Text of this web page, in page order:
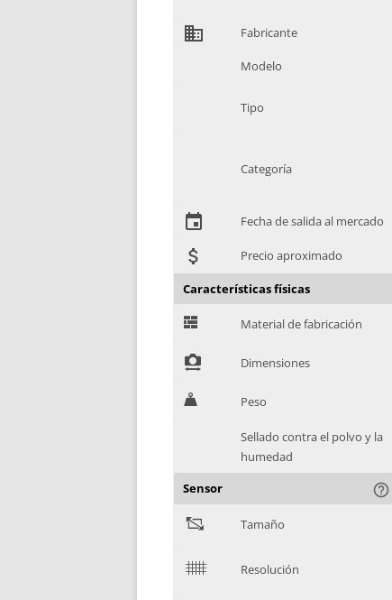
domain Fabricante
Modelo
Tipo
Categoría
event Fecha de salida al mercado
attach_money Precio aproximado
Características físicas
G Material de fabricación
! Dimensiones
H Peso
Sellado contra el polvo y la
humedad
Sensor help_outline
" Tamaño
$ Resolución